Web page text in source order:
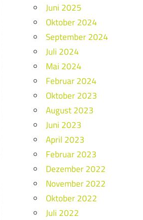
Juni 2025
Oktober 2024
September 2024
Juli 2024
Mai 2024
Februar 2024
Oktober 2023
August 2023
Juni 2023
April 2023
Februar 2023
Dezember 2022
November 2022
Oktober 2022
Juli 2022